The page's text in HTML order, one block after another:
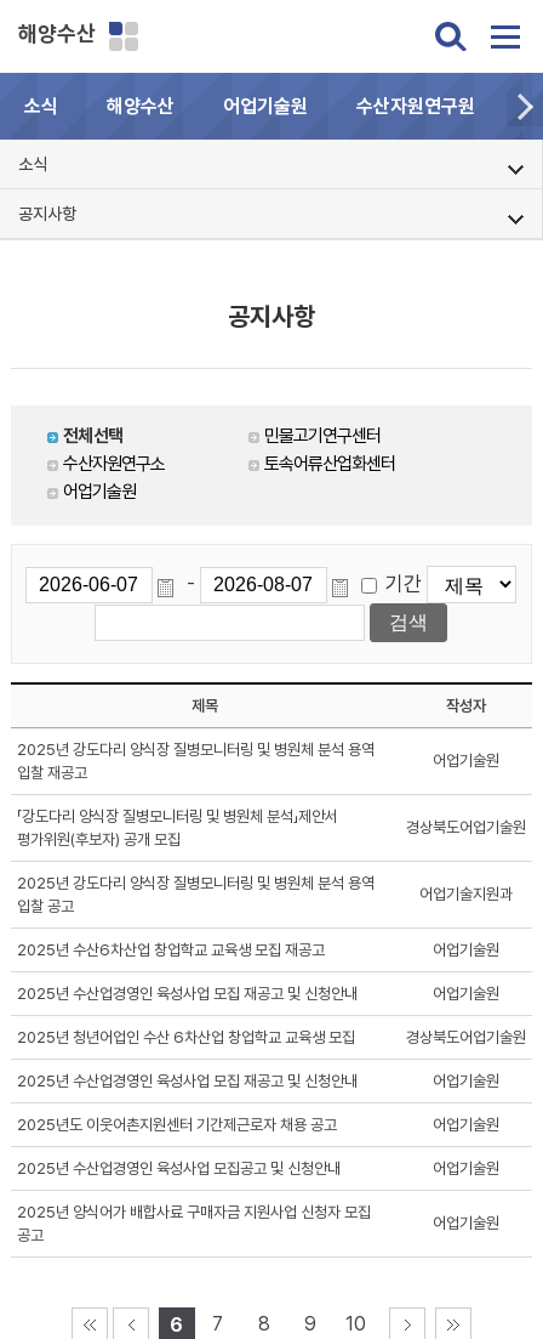
해양수산
소식 해양수산 어업기술원 수산자원연구원
소식
공지사항
공지사항
전체선택
민물고기연구센터
수산자원연구소
토속어류산업화센터
어업기술원
- 기간
제목 작성자
2025년 강도다리 양식장 질병모니터링 및 병원체 분석 용역
입찰 재공고
어업기술원
「강도다리 양식장 질병모니터링 및 병원체 분석」제안서
평가위원(후보자) 공개 모집
경상북도어업기술원
2025년 강도다리 양식장 질병모니터링 및 병원체 분석 용역
입찰 공고
어업기술지원과
2025년 수산6차산업 창업학교 교육생 모집 재공고 어업기술원
2025년 수산업경영인 육성사업 모집 재공고 및 신청안내 어업기술원
2025년 청년어업인 수산 6차산업 창업학교 교육생 모집 경상북도어업기술원
2025년 수산업경영인 육성사업 모집 재공고 및 신청안내 어업기술원
2025년도 이웃어촌지원센터 기간제근로자 채용 공고 어업기술원
2025년 수산업경영인 육성사업 모집공고 및 신청안내 어업기술원
2025년 양식어가 배합사료 구매자금 지원사업 신청자 모집
공고
어업기술원
6 7 8 9 10